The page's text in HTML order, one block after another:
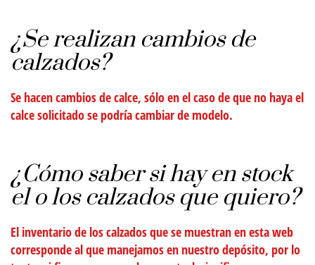
¿Se realizan cambios de
calzados?
Se hacen cambios de calce, sóloen el caso de que no hayael
calce solicitado se podría cambiar de modelo.
¿Cómo saber si hay en stock
el o los calzados que quiero?
El inventario de los calzados que se muestran en esta web
corresponde al que manejamos en nuestro depósito, por lo